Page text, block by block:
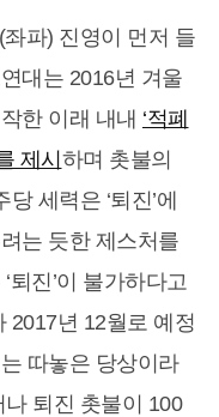
좌파) 진영이 먼저 들
대는 2016년 겨울
한 이래 내내 ‘적폐
제시하며 촛불의
세력은 ‘퇴진’에
는 듯한 제스처를
진’이 불가하다고
2017년 12월로 예정
따놓은 당상이라
퇴진 촛불이 100